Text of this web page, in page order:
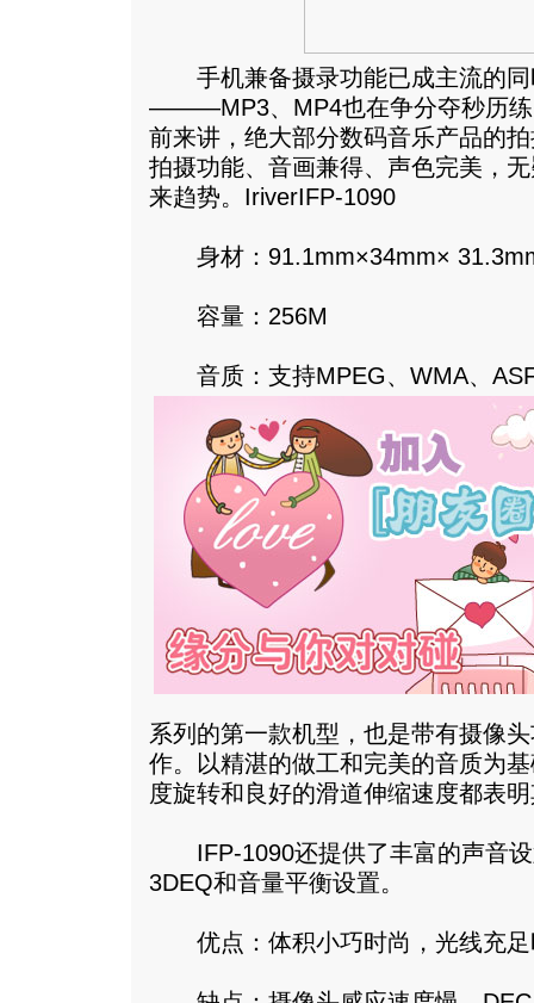
手机兼备摄录功能已成主流的同
———MP3、MP4也在争分夺秒历练
前来讲，绝大部分数码音乐产品的
拍摄功能、音画兼得、声色完美，
来趋势。IriverIFP-1090
身材：91.1mm×34mm×
容量：256M
音质：支持MPEG、WMA、
系列的第一款机型，也是带有摄像
作。以精湛的做工和完美的音质为
度旋转和良好的滑道伸缩速度都表
IFP-1090还提供了丰富的声音设
3DEQ和音量平衡设置。
优点：体积小巧时尚，光线充足